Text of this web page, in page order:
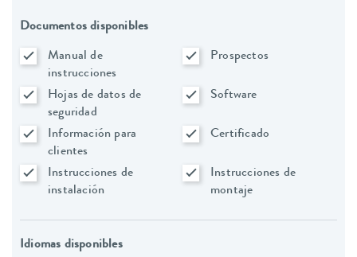
Documentos disponibles
Manual de
instrucciones
Prospectos
Hojas de datos de
seguridad
Software
Información para
clientes
Certificado
Instrucciones de
instalación
Instrucciones de
montaje
Idiomas disponibles